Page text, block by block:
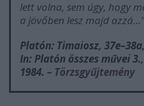
lett volna, sem úgy, hogy
a jövőben lesz majd azzá…”
Platón: Timaiosz,
In: Platón összes művei
1984. – Törzsgyűjtemény